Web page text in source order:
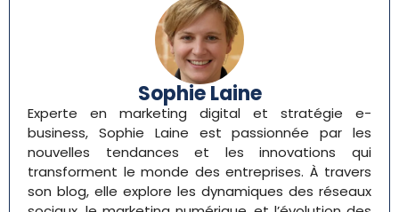
Sophie Laine
Experte en marketing digital et stratégie e-
business, Sophie Laine est passionnée par les
nouvelles tendances et les innovations qui
transforment le monde des entreprises. À travers
son blog, elle explore les dynamiques des réseaux